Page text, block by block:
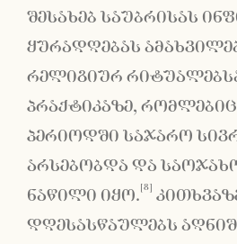
შესახებ საუბრისას
ყურადღებას
რელიგიურ
პრაქტიკაზე,
პერიოდში საჯარო
არსებობდა და
ნაწილი იყო.[8]
დღესასწაულებს